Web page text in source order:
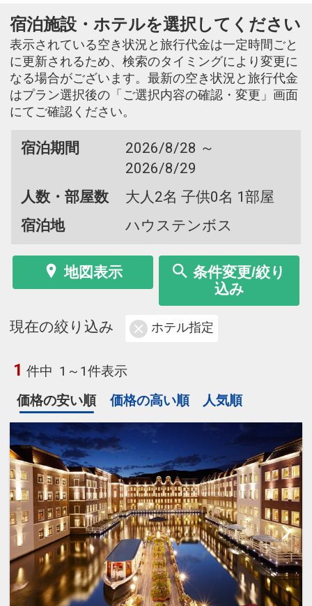
宿泊施設・ホテルを選択してください
表示されている空き状況と旅行代金は一定時間ごと
に更新されるため、検索のタイミングにより変更に
なる場合がございます。最新の空き状況と旅行代金
はプラン選択後の「ご選択内容の確認・変更」画面
にてご確認ください。
宿泊期間
2026/8/28 ～
2026/8/29
人数・部屋数
大人2名 子供0名 1部屋
宿泊地
ハウステンボス
地図表示
条件変更/絞り
込み
現在の絞り込み ホテル指定
1 件中 1～1件表示
価格の安い順
価格の高い順 人気順